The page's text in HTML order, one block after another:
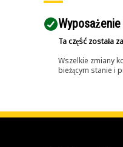
Ta część została
Wszelkie zmiany
bieżącym stanie i